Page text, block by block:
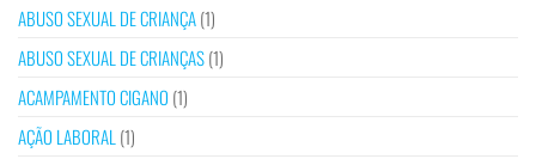
ABUSO SEXUAL DE CRIANÇA(1)
ABUSO SEXUAL DE CRIANÇAS(1)
ACAMPAMENTO CIGANO (1)
AÇÃO LABORAL (1)